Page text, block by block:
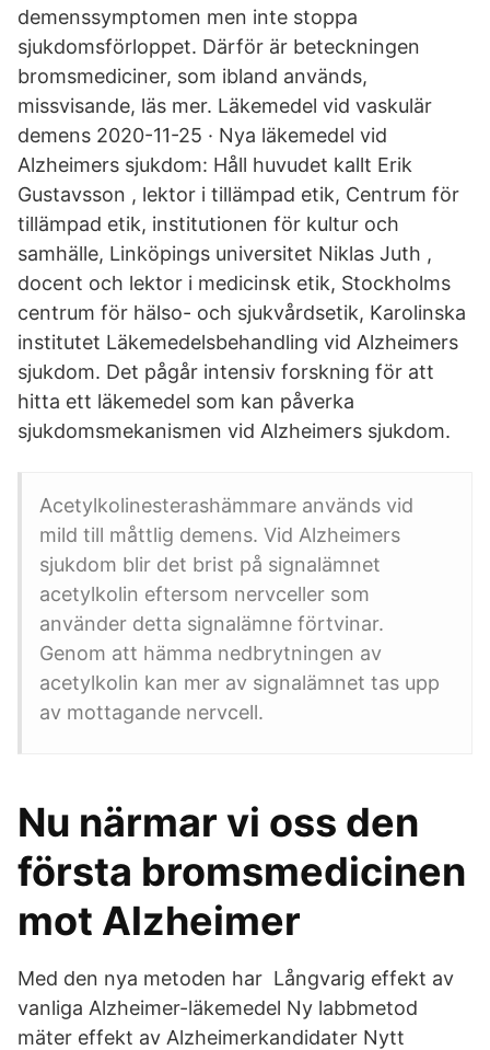
demenssymptomen men inte stoppa
sjukdomsförloppet. Därför är beteckningen
bromsmediciner, som ibland används,
missvisande, läs mer. Läkemedel vid vaskulär
demens 2020-11-25 · Nya läkemedel vid
Alzheimers sjukdom: Håll huvudet kallt Erik
Gustavsson , lektor i tillämpad etik, Centrum för
tillämpad etik, institutionen för kultur och
samhälle, Linköpings universitet Niklas Juth ,
docent och lektor i medicinsk etik, Stockholms
centrum för hälso- och sjukvårdsetik, Karolinska
institutet Läkemedelsbehandling vid Alzheimers
sjukdom. Det pågår intensiv forskning för att
hitta ett läkemedel som kan påverka
sjukdomsmekanismen vid Alzheimers sjukdom.
Acetylkolinesterashämmare används vid
mild till måttlig demens. Vid Alzheimers
sjukdom blir det brist på signalämnet
acetylkolin eftersom nervceller som
använder detta signalämne förtvinar.
Genom att hämma nedbrytningen av
acetylkolin kan mer av signalämnet tas upp
av mottagande nervcell.
Nu närmar vi oss den
första bromsmedicinen
mot Alzheimer
Med den nya metoden har Långvarig effekt av
vanliga Alzheimer-läkemedel Ny labbmetod
mäter effekt av Alzheimerkandidater Nytt